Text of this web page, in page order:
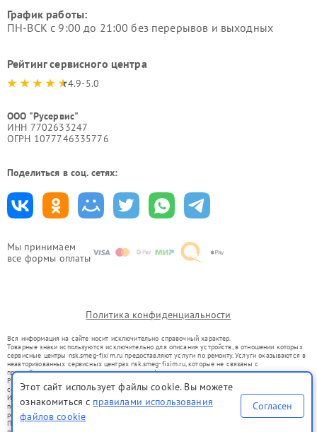
Мы принимаем
все формы оплаты
График работы:
ПН-ВСК с 9:00 до 21:00 без перерывов и выходных
Рейтинг сервисного центра
4.9-5.0
ООО "Русервис"
ИНН 7702633247
ОГРН 1077746335776
Поделиться в соц. сетях:
Политика конфиденциальности
Вся информация на сайте носит исключительно справочный характер.
Товарные знаки используются исключительно для описания устройств, в отношении которых
сервисные центры nsk.smeg-fixim.ru предоставляют услуги по ремонту. Услуги оказываются в
неавторизованных сервисных центрах nsk.smeg-fixim.ru, которые не связаны с
правообладателями товарных знаков или их официальными представителями.
Ремонт осуществляется для устройств, уже введенных в гражданский оборот в соответствии
со статьей 1487 ГК РФ.
Использование товарных знаков не преследует цели индивидуализации услуг или введения
потребителей в заблуждение, а служит для информирования о предоставляемых услугах по
ремонту техники указанных брендов.
Представленная на сайте информация не является публичной офертой, определяемой
Этот сайт использует файлы cookie. Вы можете
ознакомиться с правилами использования
файлов cookie
Согласен